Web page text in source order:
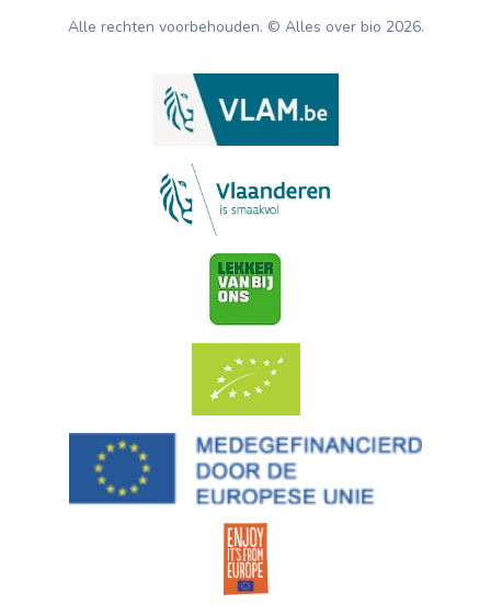
Alle rechten voorbehouden. © Alles over bio 2026.